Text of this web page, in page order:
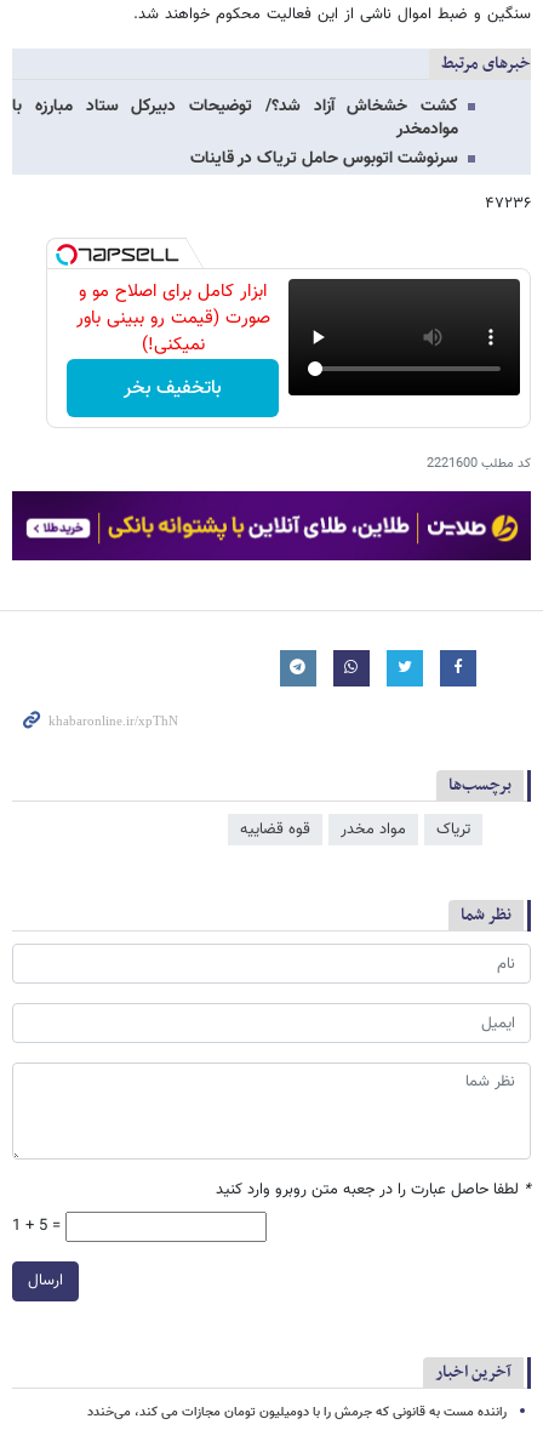
سنگین و ضبط اموال ناشی از این فعالیت محکوم خواهند شد.
خبرهای مرتبط
کشت خشخاش آزاد شد؟/ توضیحات دبیرکل ستاد مبارزه با
موادمخدر
سرنوشت اتوبوس حامل تریاک در قاینات
۴۷۲۳۶
ابزار کامل برای اصلاح مو و
صورت (قیمت رو ببینی باور
نمیکنی!)
باتخفیف بخر
کد مطلب2221600
برچسب‌ها
تریاک مواد مخدر قوه قضاییه
نظر شما
* لطفا حاصل عبارت را در جعبه متن روبرو وارد کنید
1 + 5 =
ارسال
آخرین اخبار
راننده مست به قانونی که جرمش را با دومیلیون تومان مجازات می کند، می‌خندد